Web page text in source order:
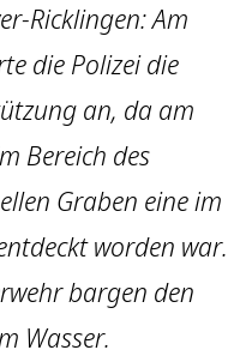
Ricklingen: Am
die Polizei die
an, da am
Bereich des
Graben eine im
worden war.
bargen den
Wasser.